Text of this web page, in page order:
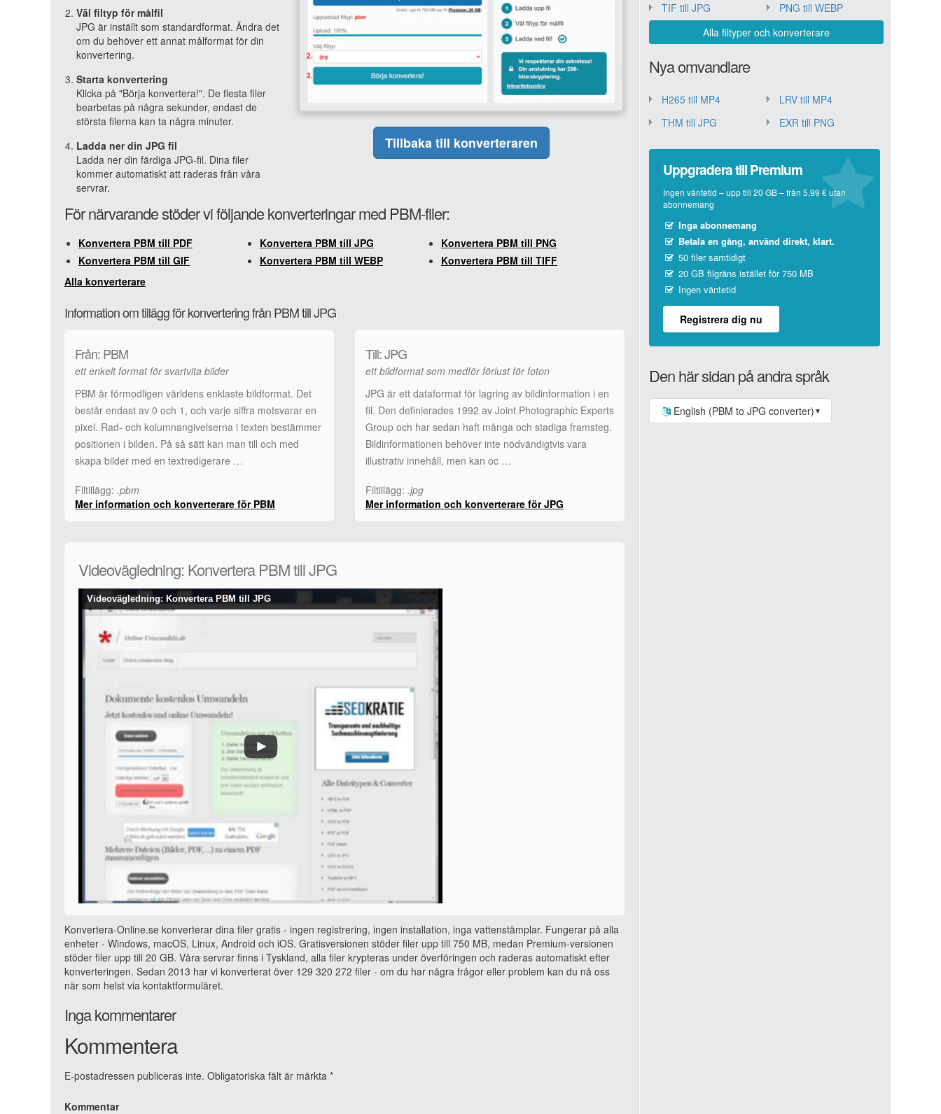
Väl filtyp för målfil
JPG är inställt som standardformat. Ändra det
om du behöver ett annat målformat för din
konvertering.
Starta konvertering
Klicka på "Börja konvertera!". De flesta filer
bearbetas på några sekunder, endast de
största filerna kan ta några minuter.
Ladda ner din JPG fil
Ladda ner din färdiga JPG-fil. Dina filer
kommer automatiskt att raderas från våra
servrar.
Tillbaka till konverteraren
För närvarande stöder vi följande konverteringar med PBM-filer:
Konvertera PBM till PDF Konvertera PBM till JPG
Konvertera PBM till PNG
Konvertera PBM till GIF
Konvertera PBM till WEBP
Konvertera PBM till TIFF
Alla konverterare
Information om tillägg för konvertering från PBM till JPG
Från: PBM
ett enkelt format för svartvita bilder
PBM är förmodligen världens enklaste bildformat. Det
består endast av 0 och 1, och varje siffra motsvarar en
pixel. Rad- och kolumnangivelserna i texten bestämmer
positionen i bilden. På så sätt kan man till och med
skapa bilder med en textredigerare …
Filtillägg: .pbm
Mer information och konverterare för PBM
Till: JPG
ett bildformat som medför förlust för foton
JPG är ett dataformat för lagring av bildinformation i en
fil. Den definierades 1992 av Joint Photographic Experts
Group och har sedan haft många och stadiga framsteg.
Bildinformationen behöver inte nödvändigtvis vara
illustrativ innehåll, men kan oc …
Filtillägg: .jpg
Mer information och konverterare för JPG
Videovägledning: Konvertera PBM till JPG
Videovägledning: Konvertera PBM till JPG
Konvertera-Online.se konverterar dina filer gratis - ingen registrering, ingen installation, inga vattenstämplar. Fungerar på alla
enheter - Windows, macOS, Linux, Android och iOS. Gratisversionen stöder filer upp till 750 MB, medan Premium-versionen
stöder filer upp till 20 GB. Våra servrar finns i Tyskland, alla filer krypteras under överföringen och raderas automatiskt efter
konverteringen. Sedan 2013 har vi konverterat över 129 320 272 filer - om du har några frågor eller problem kan du nå oss
när som helst via kontaktformuläret.
Inga kommentarer
Kommentera
E-postadressen publiceras inte. Obligatoriska fält är märkta *
Kommentar
TIF till JPG
PNG till WEBP
Alla filtyper och konverterare
Nya omvandlare
H265 till MP4
LRV till MP4
THM till JPG
EXR till PNG
Uppgradera till Premium
Ingen väntetid – upp till 20 GB – från 5,99 € utan
abonnemang
Inga abonnemang
Betala en gång, använd direkt, klart.
50 filer samtidigt
20 GB filgräns istället för 750 MB
Ingen väntetid
Registrera dig nu
Den här sidan på andra språk
English (PBM to JPG converter) ▼